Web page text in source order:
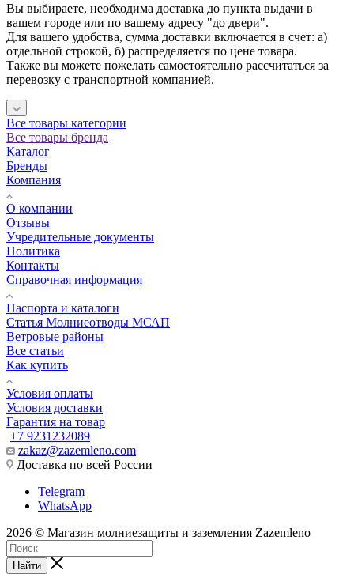
Вы выбираете, необходима доставка до пункта выдачи в
вашем городе или по вашему адресу "до двери".
Для вашего удобства, сумма доставки включается в счет: а)
отдельной строкой, б) распределяется по цене товара.
Также вы можете пожелать самостоятельно рассчитаться за
перевозку с транспортной компанией.
Все товары категории
Все товары бренда
Каталог
Бренды
Компания
О компании
Отзывы
Учредительные документы
Политика
Контакты
Справочная информация
Паспорта и каталоги
Статья Молниеотводы МСАП
Ветровые районы
Все статьи
Как купить
Условия оплаты
Условия доставки
Гарантия на товар
+7 9231232089
zakaz@zazemleno.com
Доставка по всей России
Telegram
WhatsApp
2026 © Магазин молниезащиты и заземления Zazemleno
Найти